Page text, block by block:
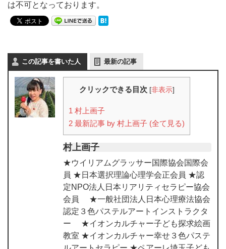
は不可となっております。
この記事を書いた人 最新の記事
クリックできる目次 [非表示]
1 村上画子
2 最新記事 by 村上画子 (全て見る)
村上画子
★ウイリアムグラッサー国際協会国際会
員 ★日本選択理論心理学会正会員 ★認
定NPO法人日本リアリティセラピー協会
会員 ★一般社団法人日本心理療法協会
認定３色パステルアートインストラクタ
ー ★イオンカルチャー子ども探求絵画
教室 ★イオンカルチャー幸せ３色パステ